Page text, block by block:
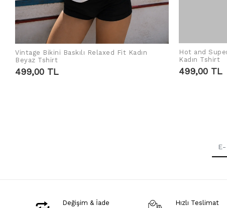
Vintage Bikini Baskılı Relaxed Fit Kadın
Beyaz Tshirt
499,00 TL
Hot and
Kadın Tshirt
499,00 TL
Değişim & İade Hızlı Teslimat